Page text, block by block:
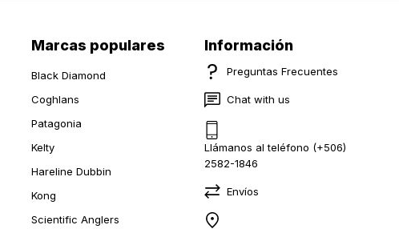
Marcas populares
Black Diamond
Coghlans
Patagonia
Kelty
Hareline Dubbin
Kong
Scientific Anglers
Información
Preguntas Frecuentes
Chat with us
Llámanos al teléfono (+506)
2582-1846
Envíos